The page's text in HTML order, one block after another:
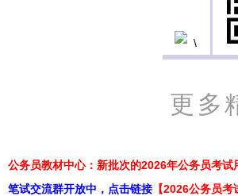
更多
公务员教材中心：新批次的2026年公务员考试
笔试交流群开放中，点击链接 【2026公务员